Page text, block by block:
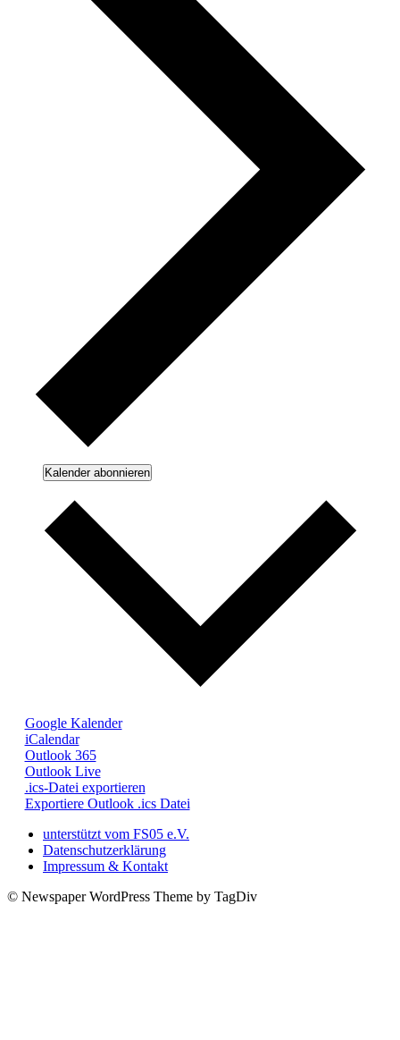
Kalender abonnieren
Google Kalender
iCalendar
Outlook 365
Outlook Live
.ics-Datei exportieren
Exportiere Outlook .ics Datei
unterstützt vom FS05 e.V.
Datenschutzerklärung
Impressum & Kontakt
© Newspaper WordPress Theme by TagDiv